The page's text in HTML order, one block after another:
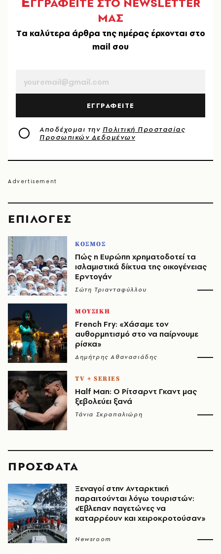
EΠΙΛΟΓΈΣ
ΚΟΣΜΟΣ
Πώς η Ευρώπη χρηματοδοτεί τα
ισλαμιστικά δίκτυα της οικογένειας
Ερντογάν
Σώτη Τριανταφύλλου
ΜΟΥΣΙΚΗ
French Fry: «Χάσαμε τον
αυθορμητισμό στο να παίρνουμε
ρίσκα»
Δημήτρης Αθανασιάδης
TV + SERIES
Half Man: Ο Ρίτσαρντ Γκαντ μας
ξεβολεύει ξανά
Τάνια Σκραπαλιώρη
ΜΑΣ
Tα καλύτερα άρθρα της ημέρας έρχονται στο
mail σου
ΕΓΓΡΑΦΕΙΤΕ
Αποδέχομαι την Πολιτική Προστασίας
Προσωπικών Δεδομένων
ΠΡΟΣΦΑΤΑ
Ξεναγοί στην Ανταρκτική
παραιτούνται λόγω τουριστών:
«Έβλεπαν παγετώνες να
καταρρέουν και χειροκροτούσαν»
Newsroom